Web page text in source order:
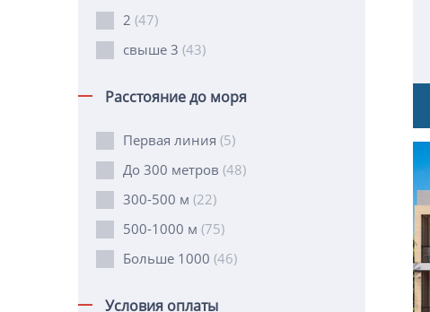
2 (47)
свыше 3 (43)
Расстояние до моря
Первая линия (5)
До 300 метров (48)
300-500 м (22)
500-1000 м (75)
Больше 1000 (46)
Условия оплаты